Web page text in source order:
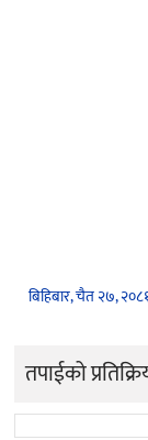
बिहिबार, चैत २७,
तपाईको